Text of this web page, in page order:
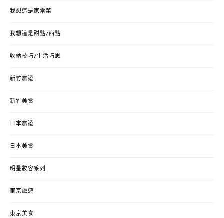
我想這是家常菜
我想這是甜點/西點
收納技巧/生活巧思
新竹旅遊
新竹美食
日本旅遊
日本美食
明星妝容系列
東京旅遊
東京美食